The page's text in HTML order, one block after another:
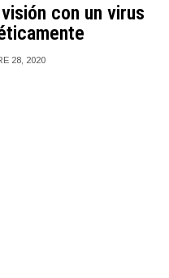
con un virus
28, 2020